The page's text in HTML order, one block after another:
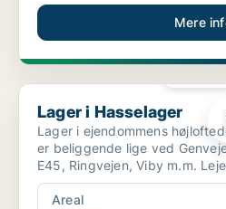
Mere
Lager i Hasselager
Lager i Hasselager
Lager i ejendommens
er beliggende lige ved
E45, Ringvejen, Viby m.m. Lejemålet er beliggende i
ej...
Areal